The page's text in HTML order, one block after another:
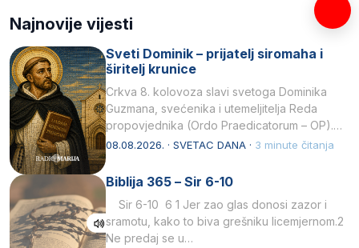
Najnovije vijesti
Sveti Dominik – prijatelj siromaha i
širitelj krunice
Crkva 8. kolovoza slavi svetoga Dominika
Guzmana, svećenika i utemeljitelja Reda
propovjednika (Ordo Praedicatorum – OP).
Svojim životom, dubokom ljubavlju prema
08.08.2026. · SVETAC DANA · 3 minute čitanja
Biblija 365 – Sir 6-10
Sir 6-10 6 1 Jer zao glas donosi zazor i
sramotu, kako to biva grešniku licemjernom.2
Ne predaj se u…